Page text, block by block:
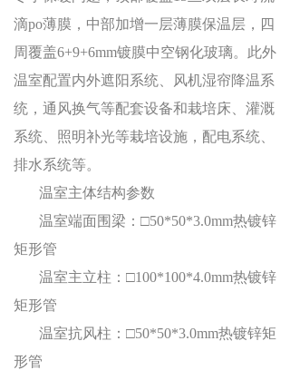
滴po薄膜，中部加增一层薄膜保温层，四
周覆盖6+9+6mm镀膜中空钢化玻璃。此外
温室配置内外遮阳系统、风机湿帘降温系
统，通风换气等配套设备和栽培床、灌溉
系统、照明补光等栽培设施，配电系统、
排水系统等。
温室主体结构参数
温室端面围梁： □50*50*3.0mm热镀锌
矩形管
温室主立柱： □100*100*4.0mm热镀锌
矩形管
温室抗风柱： □50*50*3.0mm热镀锌矩
形管